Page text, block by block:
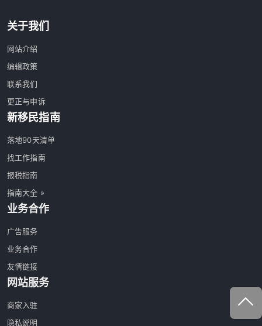
关于我们
网站介绍
编辑政策
联系我们
更正与申诉
新移民指南
落地90天清单
找工作指南
报税指南
指南大全 »
业务合作
广告服务
业务合作
友情链接
网站服务
商家入驻
隐私说明